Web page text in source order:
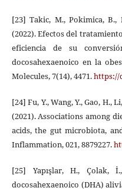
[23] Takic, M., Pokimica, B.,
(2022). Efectos del
eficiencia de su
docosahexaenoico en la
Molecules, 7(14), 4471.https://
[24] Fu, Y., Wang, Y., Gao, H.,
(2021). Associations among
acids, the gut microbiota,
Inflammation, 021, 8879227.
[25] Yapışlar, H., Çolak,
docosahexaenoico (DHA)